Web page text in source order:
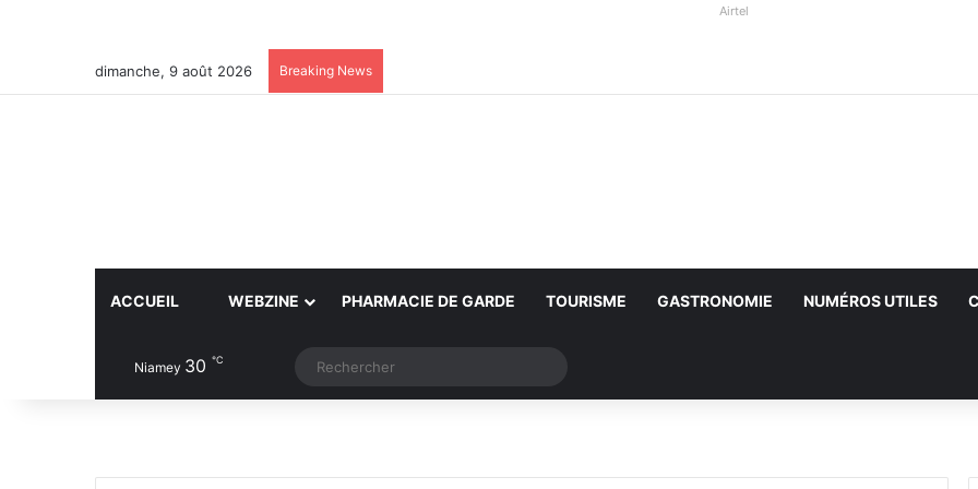
Airtel
dimanche, 9 août 2026 Breaking News
ACCUEIL WEBZINE PHARMACIE DE GARDE TOURISME GASTRONOMIE NUMÉROS UTILES
Niamey 30 ℃ Article Aléatoire
Switch skin